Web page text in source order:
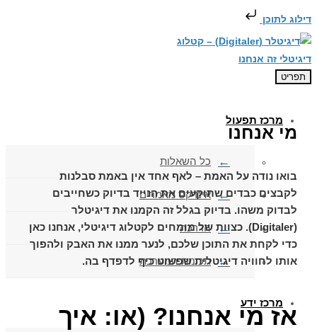
דילוג לתוכן
תפריט
מרכז תפעול
כל השאלות
אינדקס מאמרים
הדרכה
תכונות המערכת
מרכז ידע
מי אנחנו
בואו נודה על האמת – לאף אחד אין באמת סבלנות
לקבצים כבדים שתוקעים את הנייד בדיוק כשחייבים
לבדוק משהו. בדיוק בגלל זה הקמנו את דיגיטלר
(Digitaler)
. כצוות שלמומחים לקטלוג דיגיטלי, אנחנו כאן
כדי לקחת את התוכן שלכם, לנער ממנו את האבק ולהפוך
אותו לחוויה דיגיטלית שפשוט כיף לדפדף בה.
אז מי אנחנו? (או: איך